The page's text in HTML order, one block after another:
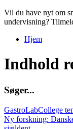
Vil du have nyt om
undervisning?
Hjem
Indhold
Søger...
GastroLabCollege
Ny forskning: